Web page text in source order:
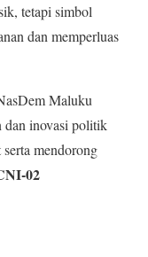
tetapi simbol
dan memperluas
Maluku
dan inovasi politik
mendorong
02